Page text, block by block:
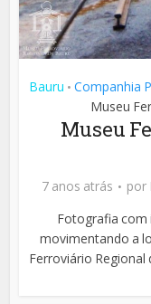
Bauru • Companhia
Museu
Museu
7 anos atrás por
Fotografia com
movimentando a
Ferroviário